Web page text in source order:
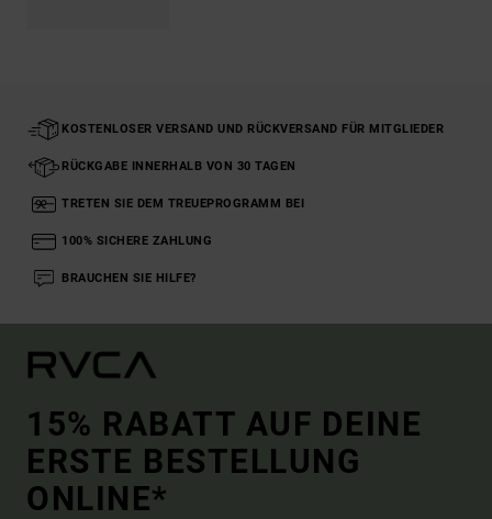
KOSTENLOSER VERSAND UND RÜCKVERSAND FÜR MITGLIEDER
RÜCKGABE INNERHALB VON 30 TAGEN
TRETEN SIE DEM TREUEPROGRAMM BEI
100% SICHERE ZAHLUNG
BRAUCHEN SIE HILFE?
15% RABATT AUF DEINE
ERSTE BESTELLUNG
ONLINE*